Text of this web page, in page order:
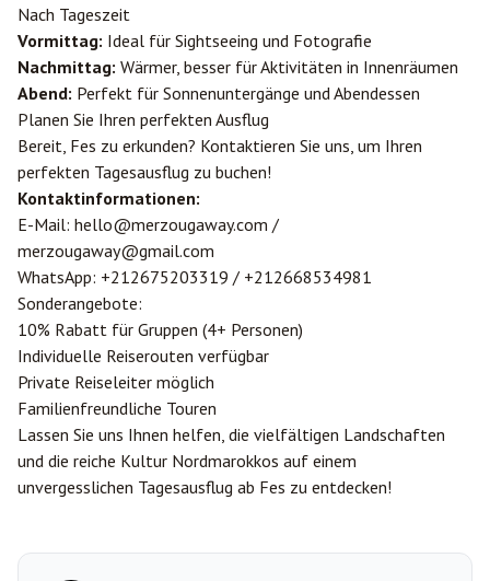
Nach Tageszeit
Vormittag: Ideal für Sightseeing und Fotografie
Nachmittag: Wärmer, besser für Aktivitäten in Innenräumen
Abend: Perfekt für Sonnenuntergänge und Abendessen
Planen Sie Ihren perfekten Ausflug
Bereit, Fes zu erkunden? Kontaktieren Sie uns, um Ihren
perfekten Tagesausflug zu buchen!
Kontaktinformationen:
E-Mail: hello@merzougaway.com /
merzougaway@gmail.com
WhatsApp: +212675203319 / +212668534981
Sonderangebote:
10% Rabatt für Gruppen (4+ Personen)
Individuelle Reiserouten verfügbar
Private Reiseleiter möglich
Familienfreundliche Touren
Lassen Sie uns Ihnen helfen, die vielfältigen Landschaften
und die reiche Kultur Nordmarokkos auf einem
unvergesslichen Tagesausflug ab Fes zu entdecken!